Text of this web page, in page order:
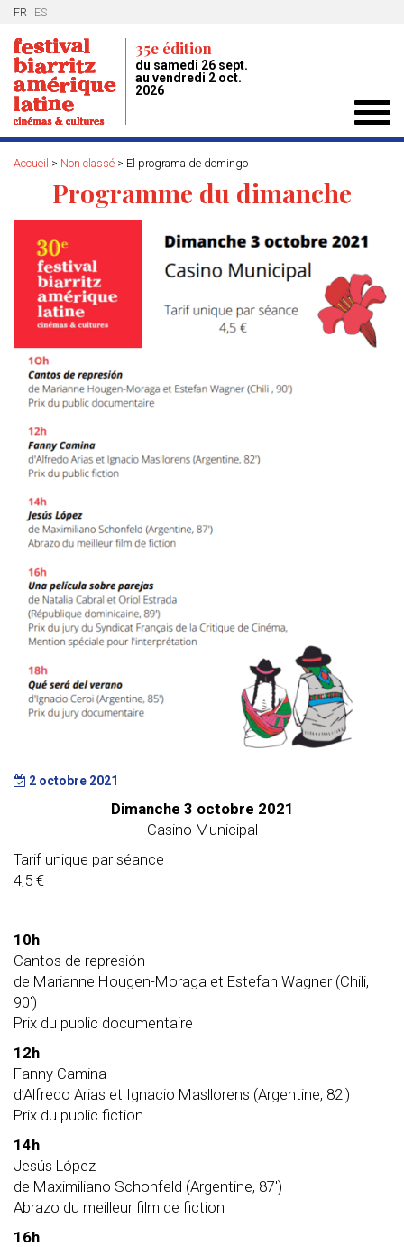
FR ES
35e édition
du samedi 26 sept.
au vendredi 2 oct.
2026
Accueil > Non classé > El programa de domingo
Programme du dimanche
2 octobre 2021
Dimanche 3 octobre 2021
Casino Municipal
Tarif unique par séance
4,5 €
10h
Cantos de represión
de Marianne Hougen-Moraga et Estefan Wagner (Chili,
90′)
Prix du public documentaire
12h
Fanny Camina
d’Alfredo Arias et Ignacio Masllorens (Argentine, 82′)
Prix du public fiction
14h
Jesús López
de Maximiliano Schonfeld (Argentine, 87′)
Abrazo du meilleur film de fiction
16h